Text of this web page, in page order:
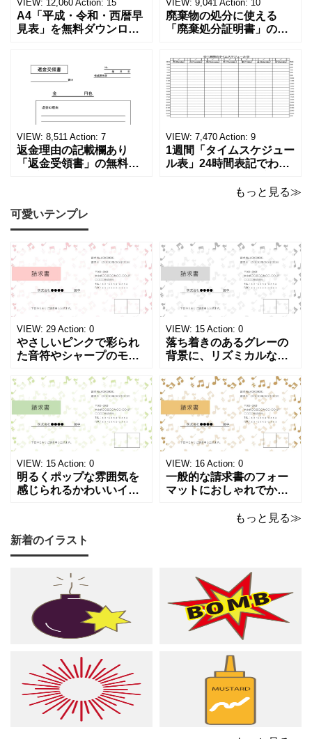
VIEW: 12,060 Action: 15
A4「平成・令和・西暦早
見表」を無料ダウンロー
る！印刷可能な一覧表！
印刷可能な平成・令和・
西暦早見表を無料ダウン
ロードでご利用いただけ
ます。 パソコンに保存し
ていただくか、A4サイズ
でコピーしてご
VIEW: 9,041 Action: 10
廃棄物の処分に使える
「廃棄処分証明書」の無
ーカーの代理店、回収業
者へおすすめ！(Excel・
Word・PDF)正しく廃棄
されたことを証明する書
類「廃棄処分証明書」の
テンプレートです。 量販
店や家電メーカーの代理
店、回収
VIEW: 8,511 Action: 7
返金理由の記載欄あり
「返金受領書」の無料テ
め！過払い･誤入金などが
発生した際にも使える、
モノクロでシンプルな
「返金領収書」のテンプ
レートとなります。 A4縦
型サイズで用紙に印
VIEW: 7,470 Action: 9
1週間「タイムスケジュー
ル表」24時間表記でわか
ト！A4横型ExcelやWord
表になります。 A4横型サ
イズの無料テンプレート
で、Excel・Wo
もっと見る≫
可愛いテンプレ
VIEW: 29 Action: 0
やさしいピンクで彩られ
た音符やシャープのモチ
がる、キュートで華やか
な請求書テンプレートで
す。出演料、演奏ギャ
ラ、取材費請求、イベン
ト請求などの書類作成に
ご活用ください。 表の項
目は現在は品目、数量、
単価、金額になってい
VIEW: 15 Action: 0
落ち着きのあるグレーの
背景に、リズミカルな音
が浮かぶ、シンプルでス
タイリッシュな請求書テ
ンプレートです。シック
で洗練されたモノトーン
調のカラーは、モノクロ
印刷、FAX送信にも使え
るデザインです。 大人の
音楽教室やプライ
VIEW: 15 Action: 0
明るくポップな雰囲気を
感じられるかわいいイラ
フが紙面いっぱいに踊
る、グリーン調の軽やか
アノやリトミック、コー
ラスなどの各種レッスン
はもちろん、野外ライ
VIEW: 16 Action: 0
一般的な請求書のフォー
マットにおしゃれでかわ
請求書のテンプレートで
のイラストが散りばめら
れた、あたたかくシック
な雰囲気でピアノやリト
ミック、管弦楽器など
もっと見る≫
新着のイラスト